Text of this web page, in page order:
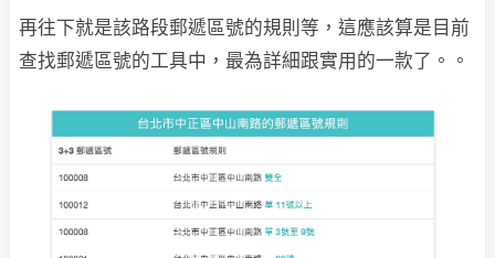
再往下就是該路段郵遞區號的規則等，這應該算是目前
查找郵遞區號的工具中，最為詳細跟實用的一款了。。